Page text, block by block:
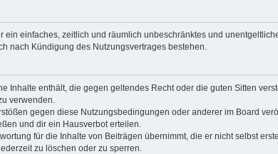
ein einfaches, zeitlich und räumlich unbeschränktes und
nach Kündigung des Nutzungsvertrages bestehen.
Inhalte enthält, die gegen geltendes Recht oder die guten Sitten
verwenden.
gegen diese Nutzungsbedingungen oder anderer im Board
und dir ein Hausverbot erteilen.
für die Inhalte von Beiträgen übernimmt, die er nicht selbst
zu löschen oder zu sperren.